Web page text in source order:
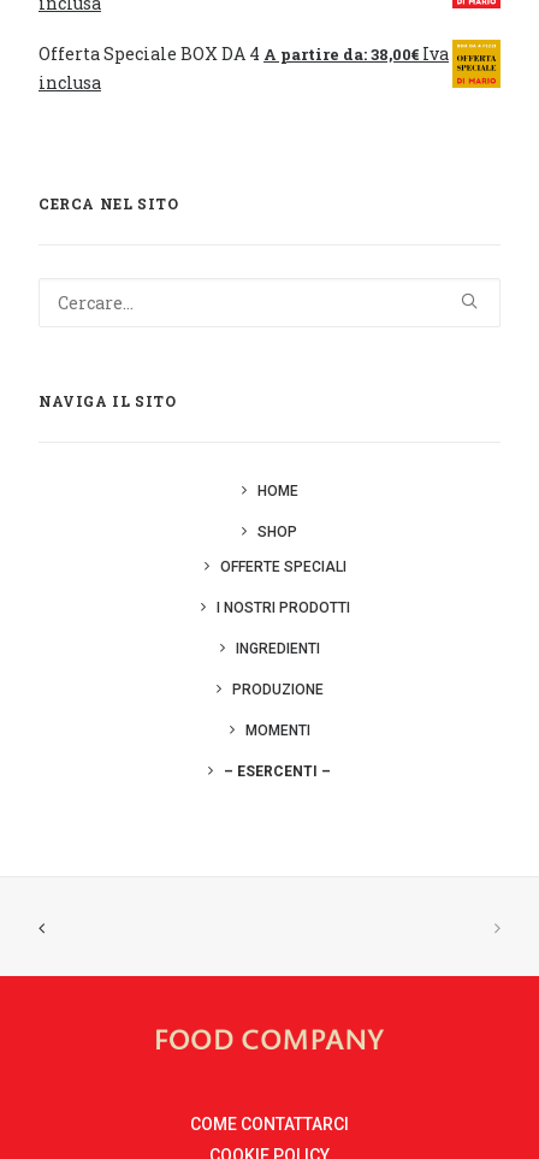
Offerta Speciale BOX DA 4 A partire da:38,00€ Iva
inclusa
CERCA NEL SITO
NAVIGA IL SITO
HOME
SHOP
OFFERTE SPECIALI
I NOSTRI PRODOTTI
INGREDIENTI
PRODUZIONE
MOMENTI
– ESERCENTI –
COME CONTATTARCI